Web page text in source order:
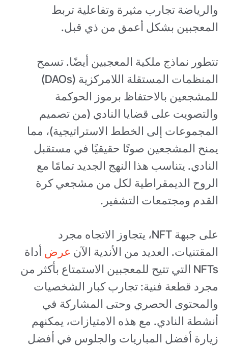
والرياضة تجارب مثيرة وتفاعلية تربط
المعجبين بشكل أعمق من ذي قبل.
تتطور نماذج ملكية المعجبين أيضًا. تسمح
المنظمات المستقلة اللامركزية (DAOs)
للمشجعين بالاحتفاظ برموز الحوكمة
والتصويت على قضايا النادي (من تصميم
المجموعات إلى الخطط الاستراتيجية)، مما
يمنح المشجعين صوتًا حقيقيًا في مستقبل
النادي. يتناسب هذا النهج الجديد تمامًا مع
الروح الديمقراطية لكل من مشجعي كرة
القدم ومجتمعات التشفير.
على جبهة NFT، يتجاوز الاتجاه مجرد
المقتنيات. العديد من الأندية الآن عرض أداة
NFTs التي تتيح للمعجبين الاستمتاع بأكثر من
مجرد قطعة فنية: تجارب كبار الشخصيات
والمحتوى الحصري وحتى المشاركة في
أنشطة النادي. مع هذه الامتيازات، يمكنهم
زيارة أفضل المباريات والجلوس في أفضل